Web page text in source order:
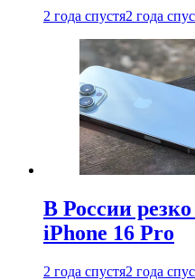
2 года спустя2 года
В России
iPhone 16 Pro
2 года спустя2 года